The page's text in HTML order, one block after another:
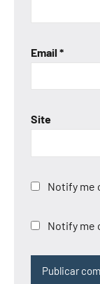
Email *
Site
Notify me
Notify me